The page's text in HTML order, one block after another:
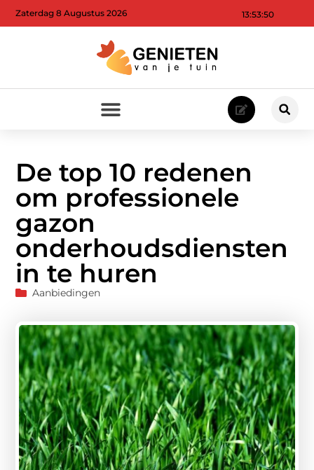
13:53:52
Zaterdag 8 Augustus 2026
De top 10 redenen
om professionele
gazon
onderhoudsdiensten
in te huren
Aanbiedingen